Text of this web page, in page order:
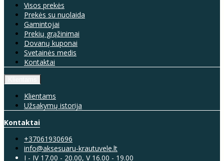
Visos prekės
Prekės su nuolaida
Gamintojai
Prekių grąžinimai
Dovanų kuponai
Svetainės medis
Kontaktai
Klientams
Užsakymų istorija
Kontaktai
+37061930696
info@aksesuaru-krautuvele.lt
I - IV 17.00 - 20.00, V 16.00 - 19.00